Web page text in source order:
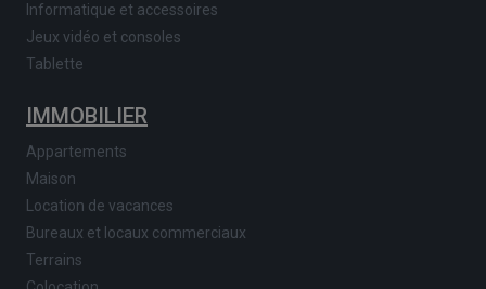
Informatique et accessoires
Jeux vidéo et consoles
Tablette
IMMOBILIER
Appartements
Maison
Location de vacances
Bureaux et locaux commerciaux
Terrains